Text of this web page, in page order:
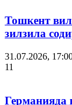
Тошкент
зилзила
31.07.2026,
11
Германияда